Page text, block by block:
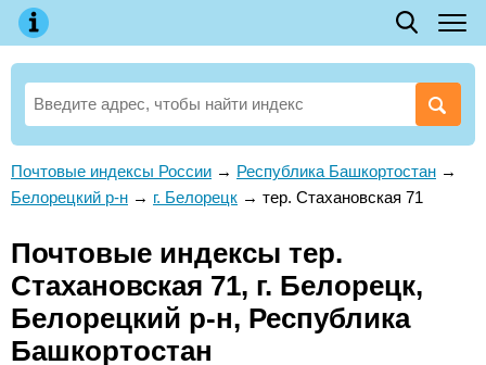
Почтовые индексы России → Республика Башкортостан →
Белорецкий р-н → г. Белорецк → тер. Стахановская 71
Почтовые индексы тер.
Стахановская 71, г. Белорецк,
Белорецкий р-н, Республика
Башкортостан